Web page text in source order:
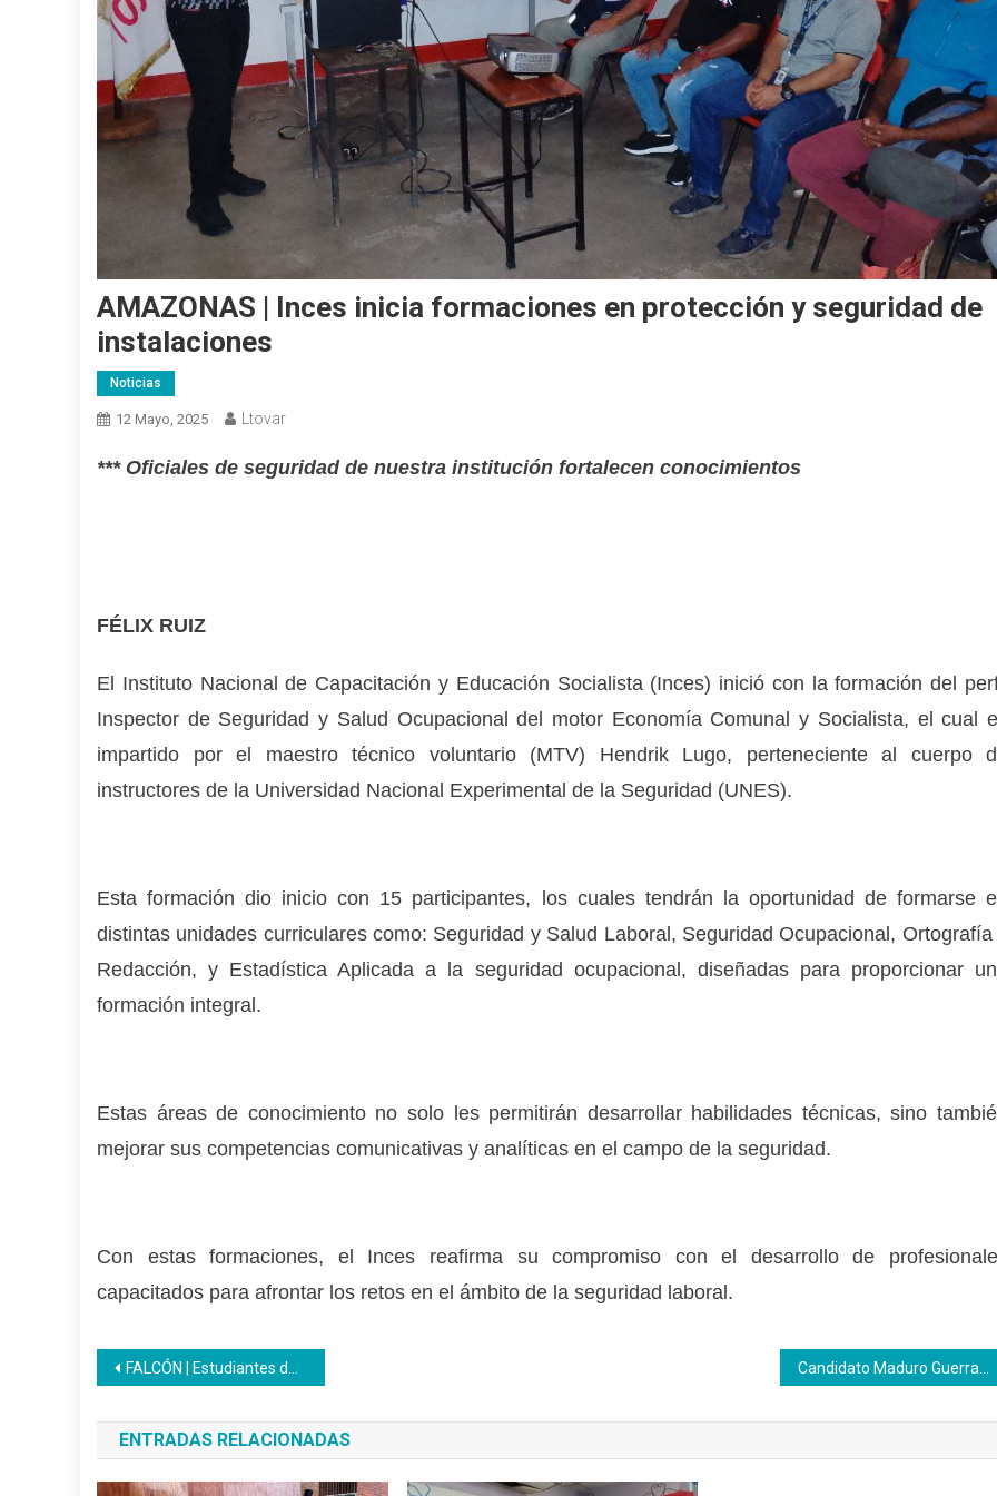
AMAZONAS | Inces inicia formaciones en protección y seguridad de
instalaciones
Noticias
12 Mayo, 2025 Ltovar
*** Oficiales de seguridad de nuestra institución fortalecen conocimientos
FÉLIX RUIZ
El Instituto Nacional de Capacitación y Educación Socialista (Inces) inició con la formación del
Inspector de Seguridad y Salud Ocupacional del motor Economía Comunal y Socialista, el cual
impartido por el maestro técnico voluntario (MTV) Hendrik Lugo, perteneciente al cuerpo
instructores de la Universidad Nacional Experimental de la Seguridad (UNES).
Esta formación dio inicio con 15 participantes, los cuales tendrán la oportunidad de formarse
distintas unidades curriculares como: Seguridad y Salud Laboral, Seguridad Ocupacional, Ortografía
Redacción, y Estadística Aplicada a la seguridad ocupacional, diseñadas para proporcionar
formación integral.
Estas áreas de conocimiento no solo les permitirán desarrollar habilidades técnicas, sino
mejorar sus competencias comunicativas y analíticas en el campo de la seguridad.
Con estas formaciones, el Inces reafirma su compromiso con el desarrollo de
capacitados para afrontar los retos en el ámbito de la seguridad laboral.
Navegación
de
entradas
FALCÓN | Estudiantes del liceo Inces exploran raíces ancestrales de la Cruz de Mayo
ENTRADAS RELACIONADAS